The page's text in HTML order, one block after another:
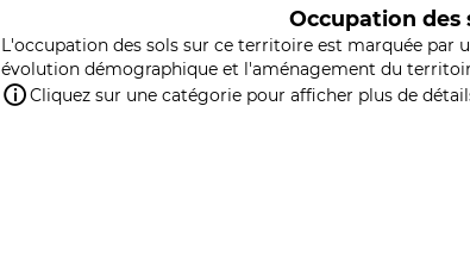
Occupation des
L'occupation des sols sur ce territoire est marquée par
évolution démographique et l'aménagement du
Cliquez sur une catégorie pour afficher plus de